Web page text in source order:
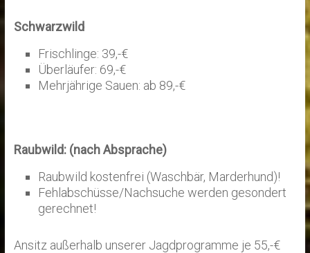
Schwarzwild
Frischlinge: 39,-€
Überläufer: 69,-€
Mehrjährige Sauen: ab 89,-€
Raubwild: (nach Absprache)
Raubwild kostenfrei (Waschbär, Marderhund)!
Fehlabschüsse/Nachsuche werden gesondert
gerechnet!
Ansitz außerhalb unserer Jagdprogramme je 55,-€